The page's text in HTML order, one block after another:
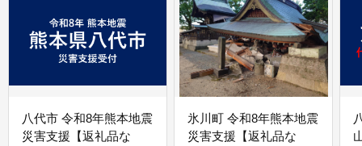
八代市 令和8年熊本地震
災害支援【返礼品な
氷川町 令和8年熊本地震
災害支援【返礼品な